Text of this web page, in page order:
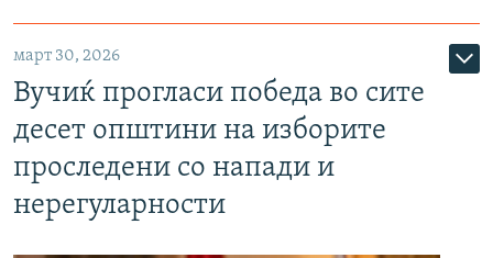
март 30, 2026
Вучиќ прогласи победа во сите
десет општини на изборите
проследени со напади и
нерегуларности